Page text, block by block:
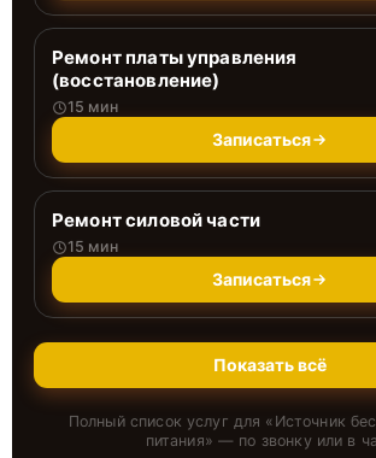
Ремонт платы управления
(восстановление)
15 мин
Записаться
Ремонт силовой части
15 мин
Записаться
Показать всё
Полный список услуг для « Источник
питания» — по звонку или в